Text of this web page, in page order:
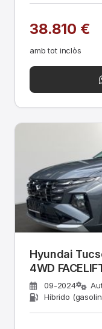
38.810 €
amb tot inclòs
Hyundai
4WD
09-2024
Híbrido